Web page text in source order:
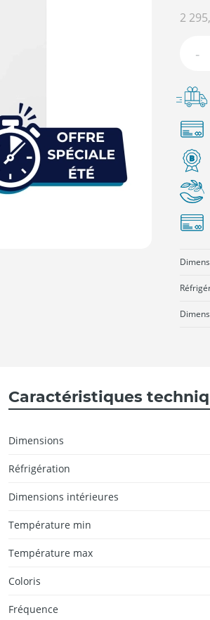
2
-
Caractéristiques
Dimensions
Réfrigération
Dimensions intérieures
Température min
Température max
Coloris
Fréquence